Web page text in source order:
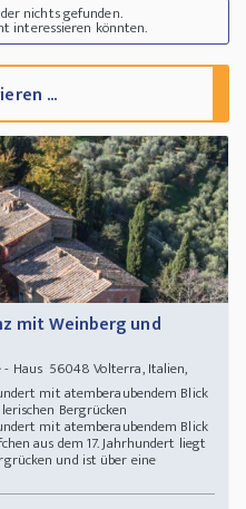
nichts gefunden.
interessieren könnten.
...
mit Weinberg und
Haus 56048 Volterra, Italien,
mit atemberaubendem Blick
Bergrücken
mit atemberaubendem Blick
aus dem 17. Jahrhundert liegt
und ist über eine